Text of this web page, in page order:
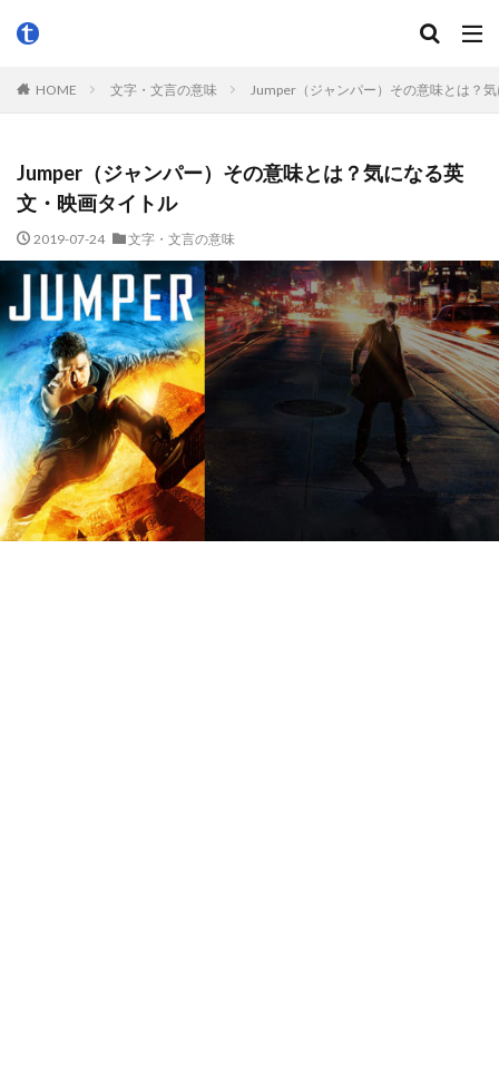
HOME 文字・文言の意味 Jumper（ジャンパー）その意味とは？
Jumper（ジャンパー）その意味とは？気になる英
文・映画タイトル
2019-07-24 文字・文言の意味